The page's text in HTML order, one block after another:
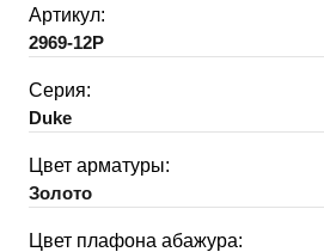
Артикул:
2969-12P
Серия:
Duke
Цвет арматуры:
Золото
Цвет плафона абажура: